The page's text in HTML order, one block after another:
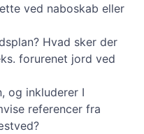
ved naboskab eller
Hvad sker der
forurenet jord ved
og inkluderer I
referencer fra